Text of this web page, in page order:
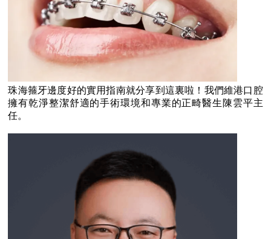
珠海箍牙邊度好的實用指南就分享到這裏啦！我們維港口腔
擁有乾淨整潔舒適的手術環境和專業的正畸醫生陳雲平主
任。